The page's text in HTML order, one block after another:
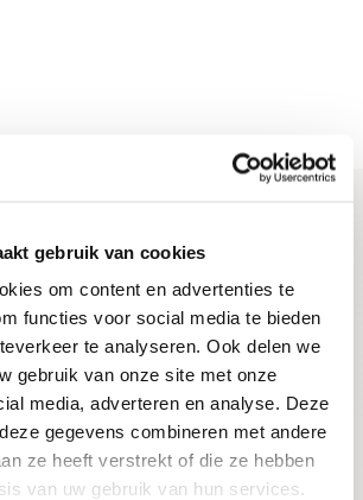
gebruik van cookies
om content en advertenties te
functies voor social media te bieden
te analyseren. Ook delen we
gebruik van onze site met onze
media, adverteren en analyse. Deze
gegevens combineren met andere
ze heeft verstrekt of die ze hebben
van uw gebruik van hun services.
wijnnieuws, proeverijen en
Aanmelden